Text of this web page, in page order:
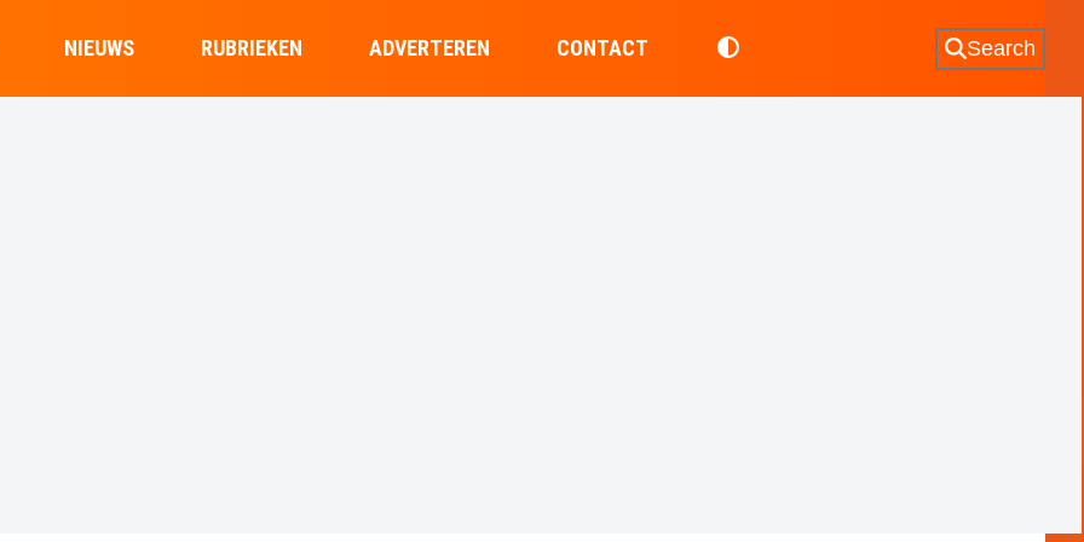
NIEUWS RUBRIEKEN ADVERTEREN CONTACT Search